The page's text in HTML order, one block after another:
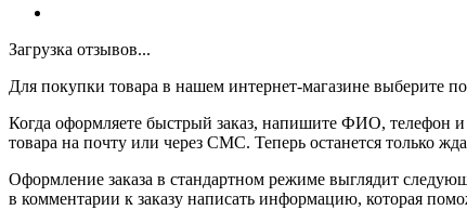
Загрузка отзывов...
Для покупки товара в нашем интернет-магазине выберите
Когда оформляете быстрый заказ, напишите ФИО, телефон и
товара на почту или через СМС. Теперь останется только
Оформление заказа в стандартном режиме выглядит
в комментарии к заказу написать информацию, которая